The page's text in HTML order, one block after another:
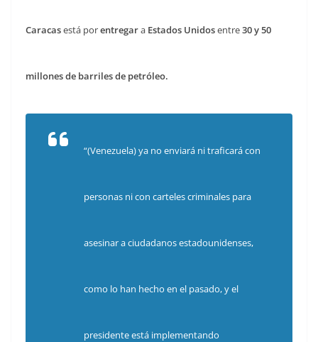
Caracasestá porentregara Estados Unidosentre30 y 50
millones de barriles de petróleo.
“(Venezuela) ya no enviará ni traficará con
personas ni con carteles criminales para
asesinar a ciudadanos estadounidenses,
como lo han hecho en el pasado, y el
presidente está implementando